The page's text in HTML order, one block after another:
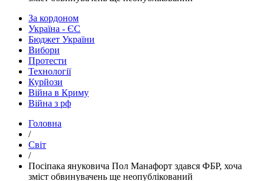
За кордоном
Україна - ЄС
Бюджет України
Вибори
Протести
Технології
Курйози
Війна в Криму
Війна з рф
Головна
/
Світ
/
​Посіпака януковича Пол Манафорт здався ФБР, хоча
зміст обвинувачень ще неопублікований